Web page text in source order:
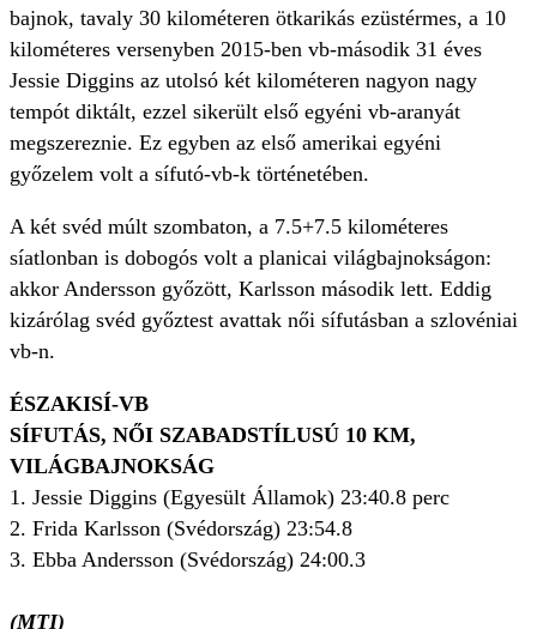
bajnok, tavaly 30 kilométeren ötkarikás ezüstérmes, a 10
kilométeres versenyben 2015-ben vb-második 31 éves
Jessie Diggins az utolsó két kilométeren nagyon nagy
tempót diktált, ezzel sikerült első egyéni vb-aranyát
megszereznie. Ez egyben az első amerikai egyéni
győzelem volt a sífutó-vb-k történetében.
A két svéd múlt szombaton, a 7.5+7.5 kilométeres
síatlonban is dobogós volt a planicai világbajnokságon:
akkor Andersson győzött, Karlsson második lett. Eddig
kizárólag svéd győztest avattak női sífutásban a szlovéniai
vb-n.
ÉSZAKISÍ-VB
SÍFUTÁS, NŐI SZABADSTÍLUSÚ 10 KM,
VILÁGBAJNOKSÁG
1. Jessie Diggins (Egyesült Államok) 23:40.8 perc
2. Frida Karlsson (Svédország) 23:54.8
3. Ebba Andersson (Svédország) 24:00.3
(MTI)